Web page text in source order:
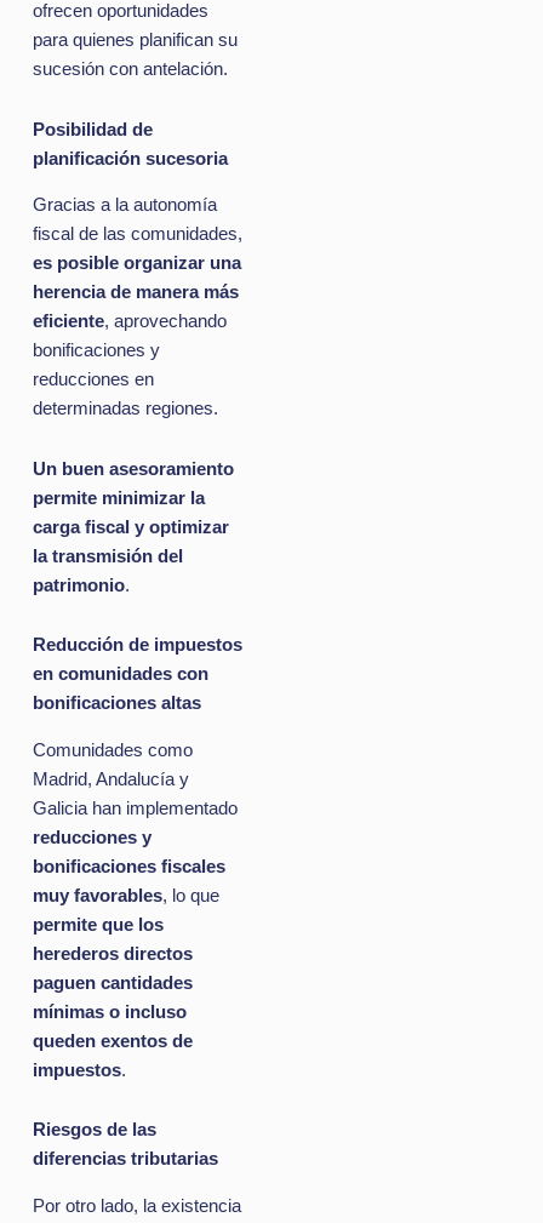
ofrecen oportunidades
para quienes planifican su
sucesión con antelación.
Posibilidad de
planificación sucesoria
Gracias a la autonomía
fiscal de las comunidades,
es posible organizar una
herencia de manera más
eficiente, aprovechando
bonificaciones y
reducciones en
determinadas regiones.
Un buen asesoramiento
permite minimizar la
carga fiscal y optimizar
la transmisión del
patrimonio.
Reducción de impuestos
en comunidades con
bonificaciones altas
Comunidades como
Madrid, Andalucía y
Galicia han implementado
reducciones y
bonificaciones fiscales
muy favorables, lo que
permite que los
herederos directos
paguen cantidades
mínimas o incluso
queden exentos de
impuestos.
Riesgos de las
diferencias tributarias
Por otro lado, la existencia